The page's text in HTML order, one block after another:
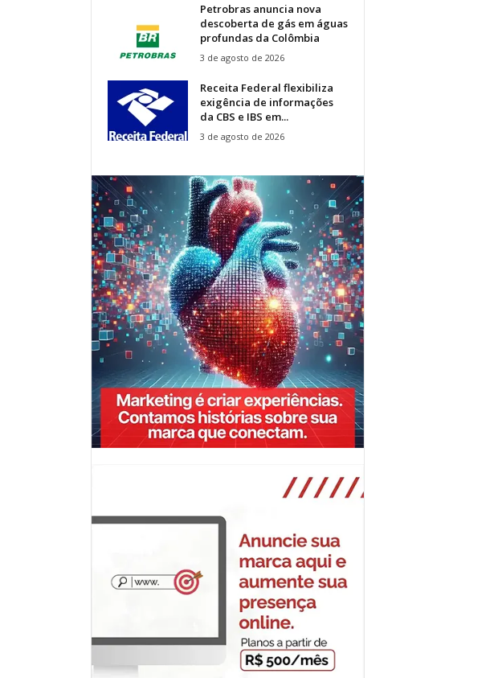
Petrobras anuncia nova
descoberta de gás em águas
profundas da Colômbia
3 de agosto de 2026
Receita Federal flexibiliza
exigência de informações
da CBS e IBS em...
3 de agosto de 2026